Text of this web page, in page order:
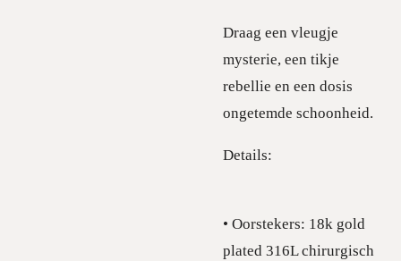
Draag een vleugje
mysterie, een tikje
rebellie en een dosis
ongetemde schoonheid.
Details:
• Oorstekers: 18k gold
plated 316L chirurgisch